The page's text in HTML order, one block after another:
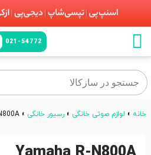
021-54772
خانه » لوازم صوتی خانگی » رسیور خانگی »